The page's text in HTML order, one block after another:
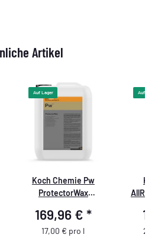
Artikel
Auf Lager
Koch Chemie Pw
ProtectorWax
169,96 € *
17,00 € pro l
Auf Lager